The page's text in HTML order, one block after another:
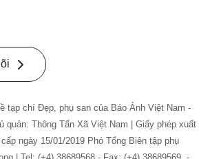
tạp chí Đẹp, phụ san của Báo Ảnh Việt Nam -
quản: Thông Tấn Xã Việt Nam | Giấy phép xuất
ngày 15/01/2019 Phó Tổng Biên tập phụ